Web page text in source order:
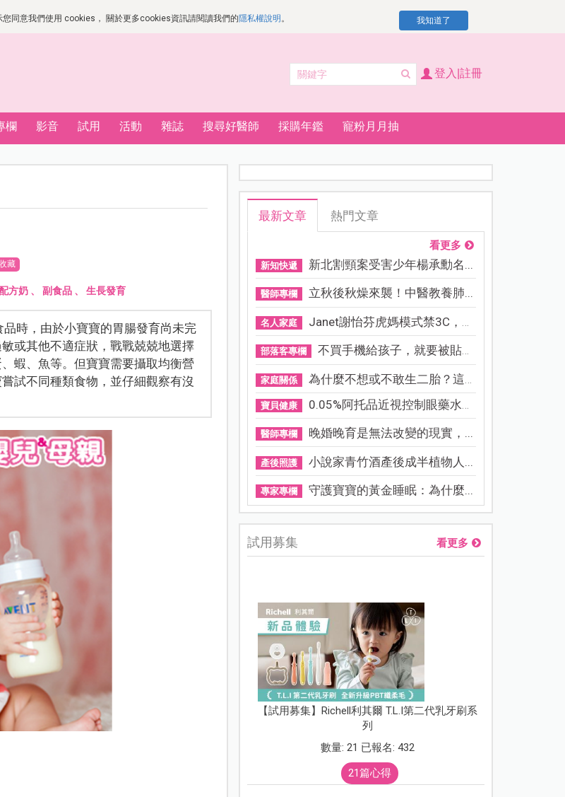
同意我們使用 cookies， 關於更多cookies資訊請閱讀我們的隱私權說明 。 我知道了
登入|註冊
欄 影音 試用 活動 雜誌 搜尋好醫師 採購年鑑 寵粉月月抽
藏
方奶、 副食品、 生長發育
時，由於小寶寶的胃腸發育尚未完
或其他不適症狀，戰戰兢兢地選擇
蝦、魚等。但寶寶需要攝取均衡營
試不同種類食物，並仔細觀察有沒
最新文章 熱門文章
看更多
新知快遞 新北割頸案受害少年楊承勳名...
醫師專欄 立秋後秋燥來襲！中醫教養肺...
名人家庭 Janet謝怡芬虎媽模式禁3C，看...
部落客專欄 不買手機給孩子，就要被貼「...
家庭關係 為什麼不想或不敢生二胎？這8...
寶貝健康 0.05%阿托品近視控制眼藥水納...
醫師專欄 晚婚晚育是無法改變的現實，...
產後照護 小說家青竹酒產後成半植物人...
專家專欄 守護寶寶的黃金睡眠：為什麼...
試用募集 看更多
【試用募集】Richell利其爾 T.L.I第二代乳牙刷系
列
數量: 21 已報名: 432
21篇心得